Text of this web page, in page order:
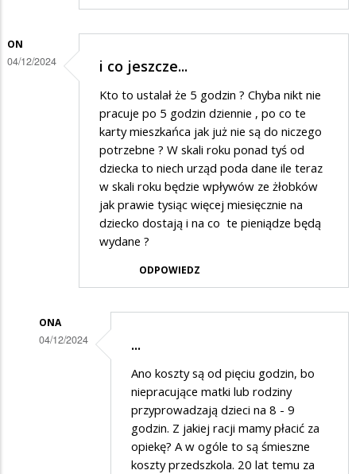
ON
04/12/2024 i co jeszcze...
Kto to ustalał że 5 godzin ? Chyba nikt nie
pracuje po 5 godzin dziennie , po co te
karty mieszkańca jak już nie są do niczego
potrzebne ? W skali roku ponad tyś od
dziecka to niech urząd poda dane ile teraz
w skali roku będzie wpływów ze żłobków
jak prawie tysiąc więcej miesięcznie na
dziecko dostają i na co te pieniądze będą
wydane ?
ODPOWIEDZ
ONA
04/12/2024 ...
Ano koszty są od pięciu godzin, bo
niepracujące matki lub rodziny
przyprowadzają dzieci na 8 - 9
godzin. Z jakiej racji mamy płacić za
opiekę? A w ogóle to są śmieszne
koszty przedszkola. 20 lat temu za